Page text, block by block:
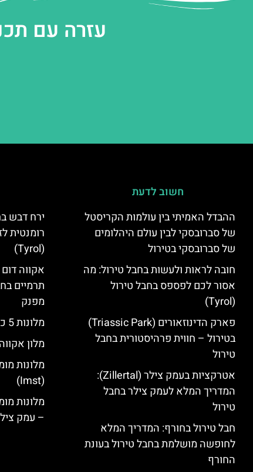
עזרה עם
חשוב לדעת
ההבדל האמיתי בין עולמות הקריסטל
של סברובסקי לבין עולם היהלומים
של סברובסקי בטירול
חובה לראות ולעשות בחבל טירול: מה
אסור לכם לפספס בחבל טירול
(Tyrol)
פארק הדינוזאורים (Triassic Park)
בטירול – חווית פרהיסטורית בחבל
טירול
אטרקציות בעמק צילר (Zillertal):
המדריך המלא לעמק צילר בחבל
טירול
חבל טירול בחורף: המדריך המלא
לחופשה מושלמת בחבל טירול בעונת
החורף
ירח דבש
רומנטית
(Tyrol)
תרמיים
מפנק
מלונות 5 כוכבים בחבל טירול
מלון
מלונות
(Imst)
– עמק